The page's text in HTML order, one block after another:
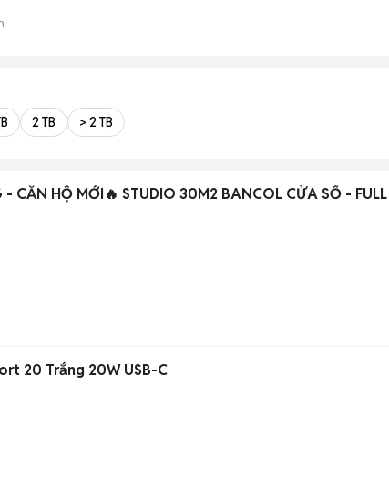
2 TB > 2 TB
- CĂN HỘ MỚI🔥 STUDIO 30M2 BANCOL CỬA SỔ -
20 Trắng 20W USB-C